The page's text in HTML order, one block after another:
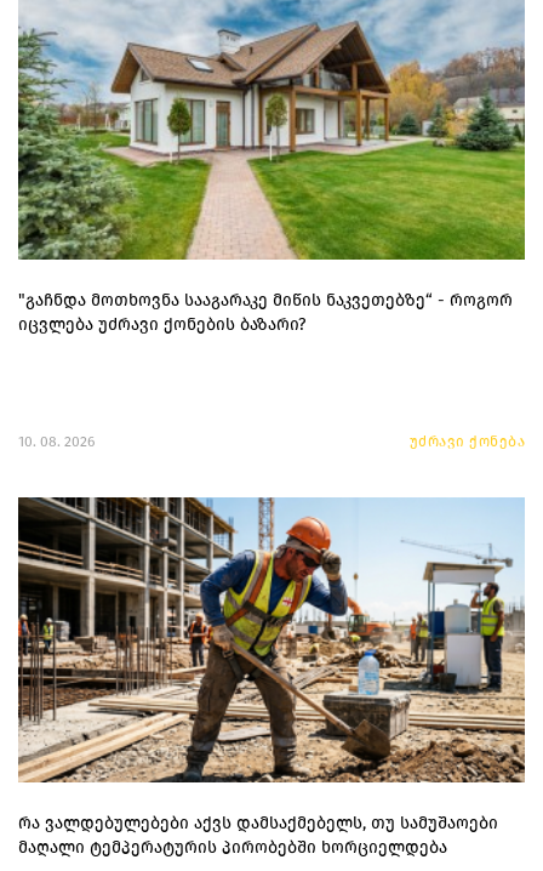
"გაჩნდა მოთხოვნა სააგარაკე მიწის ნაკვეთებზე“ - როგორ
იცვლება უძრავი ქონების ბაზარი?
10. 08. 2026 უძრავი ქონება
რა ვალდებულებები აქვს დამსაქმებელს, თუ სამუშაოები
მაღალი ტემპერატურის პირობებში ხორციელდება